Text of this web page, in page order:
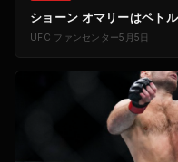
ショーン オマリーはペト
UFC ファンセンター5月5日